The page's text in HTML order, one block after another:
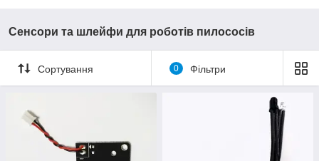
Сенсори та шлейфи для роботів пилососів
Сортування 0 Фільтри